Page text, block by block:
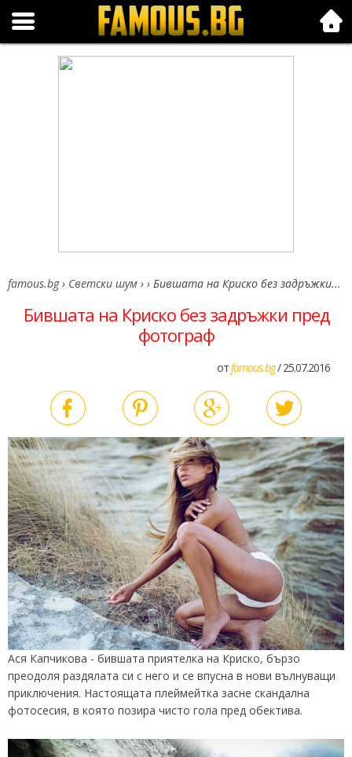
Folk.bg
famous.bg › Светски шум › › Бившата на Криско без задръжки...
Бившата на Криско без задръжки пред
фотограф
отfamous.bg/ 25.07.2016
Ася Капчикова - бившата приятелка на Криско, бързо
преодоля раздялата си с него и се впусна в нови вълнуващи
приключения. Настоящата плеймейтка засне скандална
фотосесия, в която позира чисто гола пред обектива.